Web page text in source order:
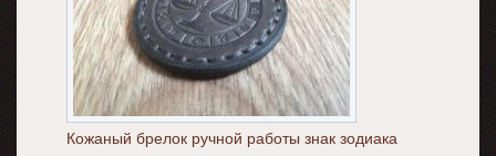
Кожаный брелок ручной работы знак зодиака